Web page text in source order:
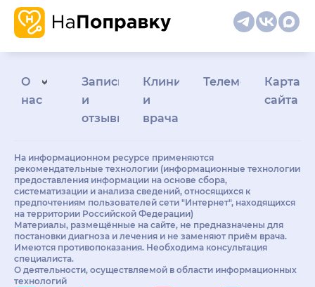
О
нас
Запись
и
отзывы
Клиникам
и
врачам
Телемедицина
Карта
сайта
На информационном ресурсе применяются
рекомендательные технологии (информационные технологии
предоставления информации на основе сбора,
систематизации и анализа сведений, относящихся к
предпочтениям пользователей сети "Интернет", находящихся
на территории Российской Федерации)
Материалы, размещённые на сайте, не предназначены для
постановки диагноза и лечения и не заменяют приём врача.
Имеются противопоказания. Необходима консультация
специалиста.
О деятельности, осуществляемой в области информационных
технологий